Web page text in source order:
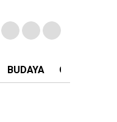
BUDAYA OPINI